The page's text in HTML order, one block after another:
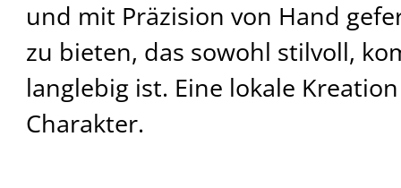
und mit Präzision von Hand
zu bieten, das sowohl stilvoll,
langlebig ist. Eine lokale
Charakter.